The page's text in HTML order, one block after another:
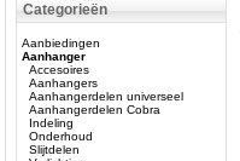
Categorieën
Aanbiedingen
Aanhanger
Accesoires
Aanhangers
Aanhangerdelen universeel
Aanhangerdelen Cobra
Indeling
Onderhoud
Slijtdelen